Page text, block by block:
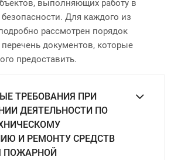
выполняющих работу в
Для каждого из
рассмотрен порядок
документов, которые
предоставить.
ТРЕБОВАНИЯ ПРИ
ДЕЯТЕЛЬНОСТИ ПО
И РЕМОНТУ СРЕДСТВ
ПОЖАРНОЙ